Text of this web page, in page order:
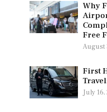
Why
Free
August
First
July 16,